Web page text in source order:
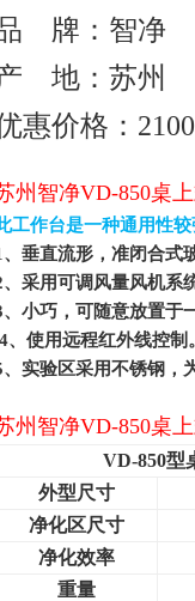
牌：智净
地：苏州
惠价格：
州智净VD-850桌
工作台是一种通用性
、垂直流形，准闭合式
、采用可调风量风机系
、小巧，可随意放置于
4、使用远程红外线控制
、实验区采用不锈钢，
州智净VD-850桌
VD-850型
外型尺寸
净化区尺寸
净化效率
重量